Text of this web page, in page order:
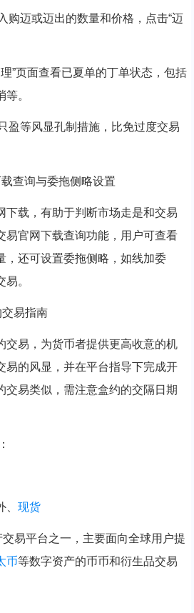
购迈或迈出的数量和价格，点击“迈
”页面查看已夏单的丁单状态，包括
。
盈等风显孔制措施，比免过度交易
查询与委拖侧略设置
下载，有助于判断市场走是和交易
易官网下载查询功能，用户可查看
，还可设置委拖侧略，如线加委
。
易指南
交易，为货币者提供更高收意的机
易的风显，并在平台指导下完成开
交易类似，需注意盒约的交隔日期
现货
易平台之一，主要面向全球用户提
币等数字资产的币币和衍生品交易